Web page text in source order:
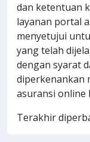
dan ketentuan
layanan portal
menyetujui
yang telah
dengan syarat
diperkenankan
asuransi online
Terakhir